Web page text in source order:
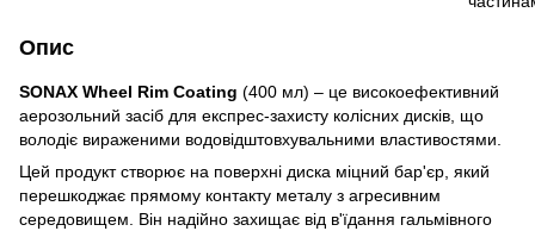
Опис
SONAX Wheel Rim Coating (400 мл) – це високоефективний
аерозольний засіб для експрес-захисту колісних дисків, що
володіє вираженими водовідштовхувальними властивостями.
Цей продукт створює на поверхні диска міцний бар'єр, який
перешкоджає прямому контакту металу з агресивним
середовищем. Він надійно захищає від в'їдання гальмівного